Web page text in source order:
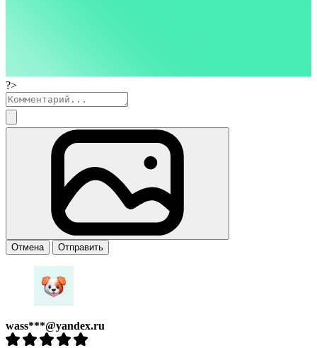
?>
Отмена Отправить
wass***@yandex.ru